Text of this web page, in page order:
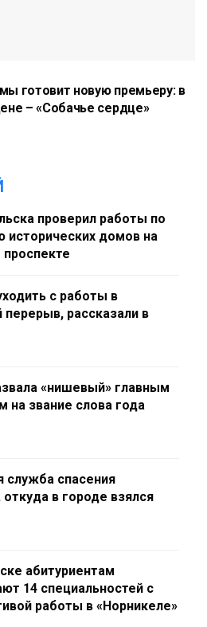
готовит новую премьеру: в
– «Собачье сердце»
проверил работы по
исторических домов на
с работы в
рассказали в
«нишевый» главным
на звание слова года
служба спасения
в городе взялся
абитуриентам
14 специальностей с
работы в «Норникеле»